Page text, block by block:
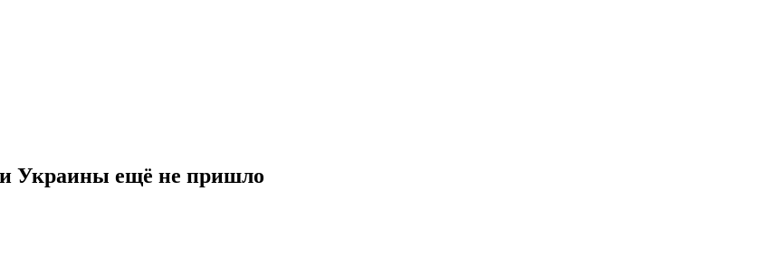
и Украины ещё не пришло